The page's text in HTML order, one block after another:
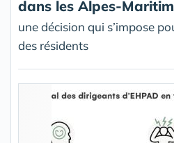
dans les Alpes-
une décision qui s’impose
des résidents